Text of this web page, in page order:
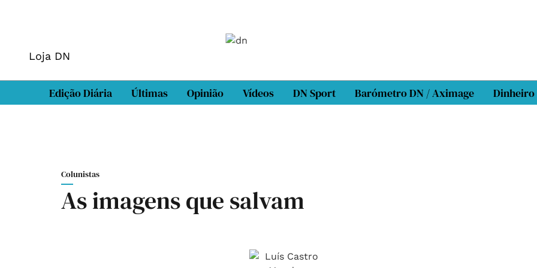
Loja DN
Edição Diária Últimas Opinião Vídeos DN Sport Barómetro DN / Aximage Dinheiro
Colunistas
As imagens que salvam